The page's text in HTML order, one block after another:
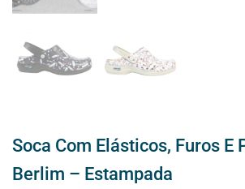
Soca Com Elásticos, Furos E
Berlim – Estampada